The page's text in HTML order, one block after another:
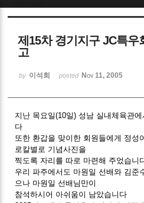
제15차 경기지구 JC특우
고
by 이석희 posted Nov 11, 2005
지난 목요일(10일) 성남 실내체육관
다
또한 환갑을 맞이한 회원들에게 정성
로칼별로 기념사진을
찍도록 자리를 따로 마련해 주었습니
우리 파주에서도 마원일 선배와 김준
으나 마원일 선배님만이
참석하시어 아쉬움이 남았습니다
Sketchbook5,
Sketchbook5,